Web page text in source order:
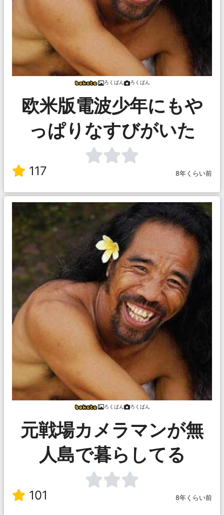
ろくばん ろくばん
欧米版電波少年にもや
っぱりなすびがいた
117 8年くらい前
ろくばん ろくばん
元戦場カメラマンが無
人島で暮らしてる
101 8年くらい前